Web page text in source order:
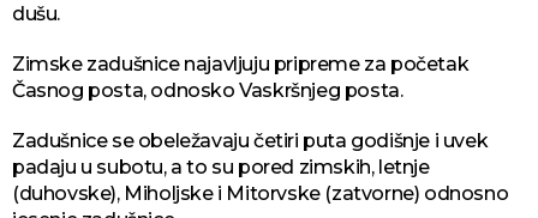
dušu.
Zimske zadušnice najavljuju pripreme za početak
Časnog posta, odnosko Vaskršnjeg posta.
Zadušnice se obeležavaju četiri puta godišnje i uvek
padaju u subotu, a to su pored zimskih, letnje
(duhovske), Miholjske i Mitorvske (zatvorne) odnosno